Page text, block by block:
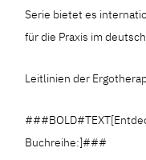
Serie bietet es
für die Praxis im
Leitlinien der
Buchreihe:]###